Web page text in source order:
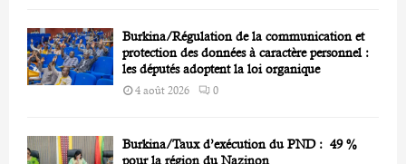
Burkina/Régulation de la communication et
protection des données à caractère personnel :
les députés adoptent la loi organique
4 août 2026 0
Burkina/Taux d’exécution du PND : 49 %
pour la région du Nazinon